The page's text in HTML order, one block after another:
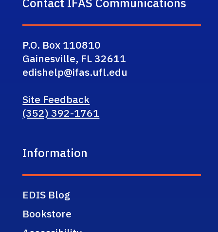
P.O. Box 110810
Gainesville, FL 32611
edishelp@ifas.ufl.edu
Site Feedback
(352) 392-1761
Information
EDIS Blog
Bookstore